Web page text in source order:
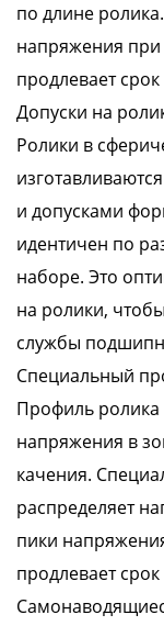
по длине
напряжения при
продлевает
Допуски на
Ролики в
и допусками
идентичен по
наборе. Это
на ролики,
службы
Специальный
Профиль ролика
напряжения в
качения.
распределяет
пики
продлевает